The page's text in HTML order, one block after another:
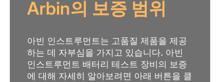
Arbin의 보증 범위
아빈 인스트루먼트는 고품질 제품을 제공
하는 데 자부심을 가지고 있습니다. 아빈
인스트루먼트 배터리 테스트 장비의 보증
에 대해 자세히 알아보려면 아래 버튼을 클